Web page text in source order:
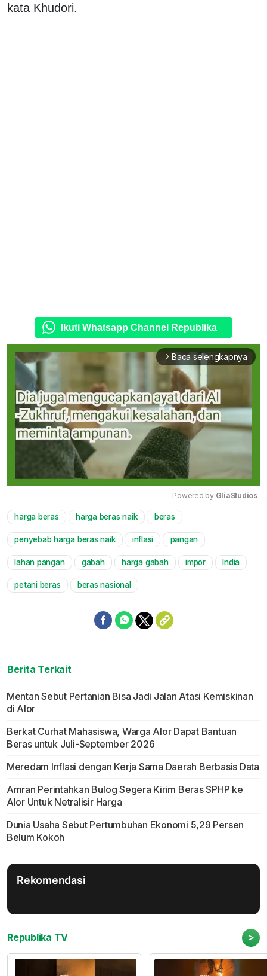
kata Khudori.
Ikuti Whatsapp Channel Republika
arrow_forward_ios Baca selengkapnya
Powered by GliaStudios
harga beras harga beras naik beras
penyebab harga beras naik inflasi pangan
lahan pangan gabah harga gabah impor India
petani beras beras nasional
Berita Terkait
Mentan Sebut Pertanian Bisa Jadi Jalan Atasi Kemiskinan
di Alor
Berkat Curhat Mahasiswa, Warga Alor Dapat Bantuan
Beras untuk Juli-September 2026
Meredam Inflasi dengan Kerja Sama Daerah Berbasis Data
Amran Perintahkan Bulog Segera Kirim Beras SPHP ke
Alor Untuk Netralisir Harga
Dunia Usaha Sebut Pertumbuhan Ekonomi 5,29 Persen
Belum Kokoh
Rekomendasi
Republika TV >